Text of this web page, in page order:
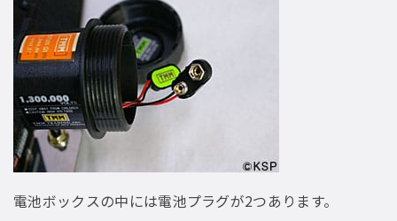
電池ボックスの中には電池プラグが2つあります。